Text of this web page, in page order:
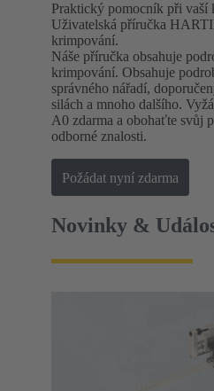
Praktický pomocník při vaší
Uživatelská příručka
krimpování.
Náše příručka obsahuje
krimpování. Obsahuje
správného nářadí,
silách a mnoho dalšího.
A0 zdarma a obohaťte svůj
odborné znalosti.
Požádat nyní zdarma
Novinky &